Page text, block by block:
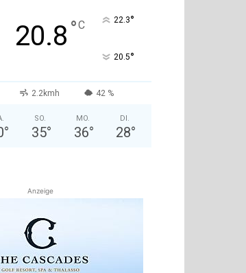
20.8 °C 22.3°
20.5°
2.2kmh 42 %
°
SO.
35°
MO.
36°
DI.
28°
Anzeige